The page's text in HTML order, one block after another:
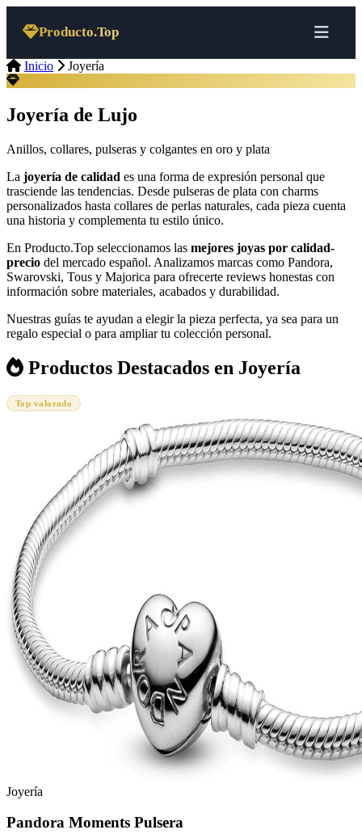
Producto.Top
Inicio Joyería
Joyería de Lujo
Anillos, collares, pulseras y colgantes en oro y plata
La joyería de calidad es una forma de expresión personal que
trasciende las tendencias. Desde pulseras de plata con charms
personalizados hasta collares de perlas naturales, cada pieza cuenta
una historia y complementa tu estilo único.
En Producto.Top seleccionamos las mejores joyas por calidad-
precio del mercado español. Analizamos marcas como Pandora,
Swarovski, Tous y Majorica para ofrecerte reviews honestas con
información sobre materiales, acabados y durabilidad.
Nuestras guías te ayudan a elegir la pieza perfecta, ya sea para un
regalo especial o para ampliar tu colección personal.
Productos Destacados en Joyería
Top valorado
Joyería
Pandora Moments Pulsera